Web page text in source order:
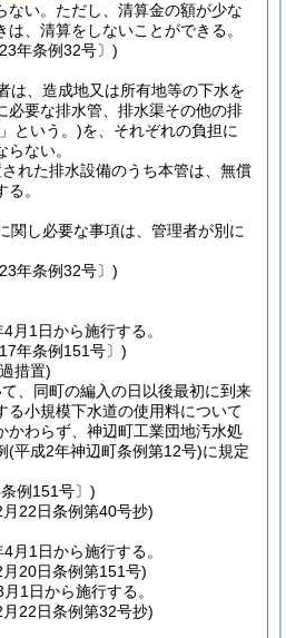
い。 ただし、清算金の額が少な
、清算をしないことができる。
年条例32号〕)
は、造成地又は所有地等の下水を
必要な排水管、排水渠その他の排
という。)を、それぞれの負担に
ない。
れた排水設備のうち本管は、無償
。
関し必要な事項は、管理者が別に
年条例32号〕)
月1日から施行する。
年条例151号〕)
措置)
、同町の編入の日以後最初に到来
る小規模下水道の使用料について
かわらず、神辺町工業団地汚水処
(平成2年神辺町条例第12号)に規定
例151号〕)
22日条例第40号抄)
月1日から施行する。
20日条例第151号)
1日から施行する。
22日条例第32号抄)